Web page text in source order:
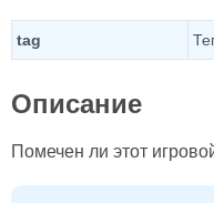
tag
Описание
Помечен ли этот